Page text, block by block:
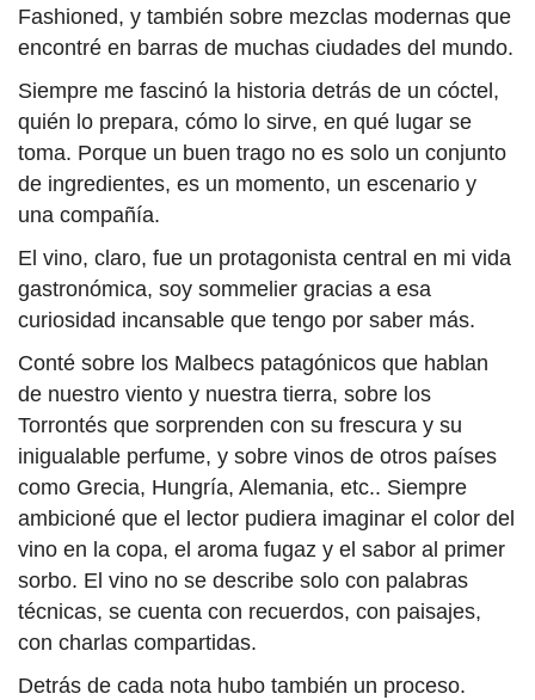
Fashioned, y también sobre mezclas modernas que
encontré en barras de muchas ciudades del mundo.
Siempre me fascinó la historia detrás de un cóctel,
quién lo prepara, cómo lo sirve, en qué lugar se
toma. Porque un buen trago no es solo un conjunto
de ingredientes, es un momento, un escenario y
una compañía.
El vino, claro, fue un protagonista central en mi vida
gastronómica, soy sommelier gracias a esa
curiosidad incansable que tengo por saber más.
Conté sobre los Malbecs patagónicos que hablan
de nuestro viento y nuestra tierra, sobre los
Torrontés que sorprenden con su frescura y su
inigualable perfume, y sobre vinos de otros países
como Grecia, Hungría, Alemania, etc.. Siempre
ambicioné que el lector pudiera imaginar el color del
vino en la copa, el aroma fugaz y el sabor al primer
sorbo. El vino no se describe solo con palabras
técnicas, se cuenta con recuerdos, con paisajes,
con charlas compartidas.
Detrás de cada nota hubo también un proceso.